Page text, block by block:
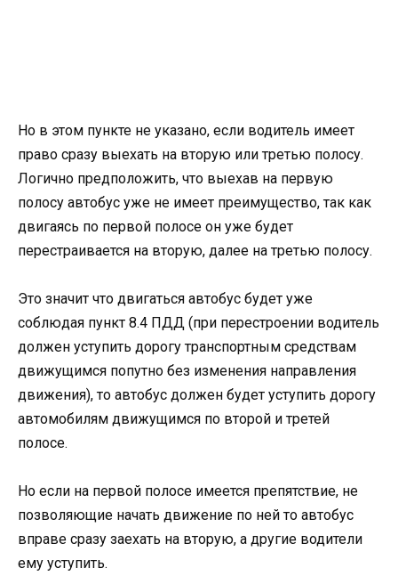
Но в этом пункте не указано, если водитель имеет
право сразу выехать на вторую или третью полосу.
Логично предположить, что выехав на первую
полосу автобус уже не имеет преимущество, так как
двигаясь по первой полосе он уже будет
перестраивается на вторую, далее на третью полосу.
Это значит что двигаться автобус будет уже
соблюдая пункт 8.4 ПДД (при перестроении водитель
должен уступить дорогу транспортным средствам
движущимся попутно без изменения направления
движения), то автобус должен будет уступить дорогу
автомобилям движущимся по второй и третей
полосе.
Но если на первой полосе имеется препятствие, не
позволяющие начать движение по ней то автобус
вправе сразу заехать на вторую, а другие водители
ему уступить.